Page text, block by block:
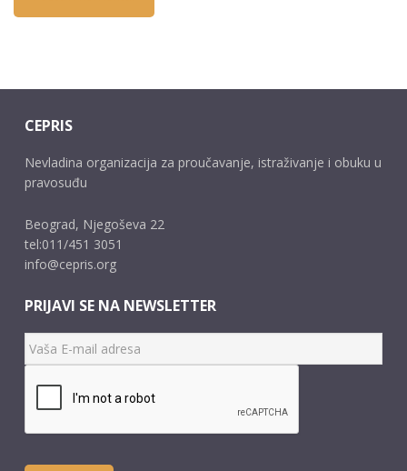
CEPRIS
Nevladina organizacija za proučavanje, istraživanje i obuku u
pravosuđu
Beograd, Njegoševa 22
tel:011/451 3051
info@cepris.org
PRIJAVI SE NA NEWSLETTER